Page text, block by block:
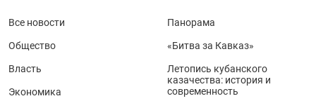
Все новости
Общество
Власть
Экономика
Панорама
«Битва за Кавказ»
Летопись кубанского
казачества: история и
современность